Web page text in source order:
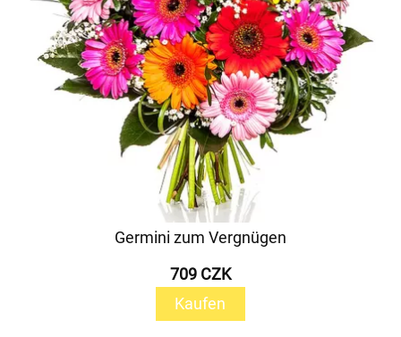
Germini zum Vergnügen
709 CZK
Kaufen